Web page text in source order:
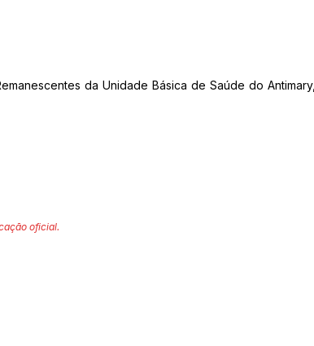
da Unidade Básica de Saúde do Antimary,
oficial.